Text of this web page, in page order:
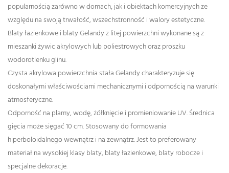
popularnością zarówno w domach, jak i obiektach komercyjnych ze
względu na swoją trwałość, wszechstronność i walory estetyczne.
Blaty łazienkowe i blaty Gelandy z litej powierzchni wykonane są z
mieszanki żywic akrylowych lub poliestrowych oraz proszku
wodorotlenku glinu.
Czysta akrylowa powierzchnia stała Gelandy charakteryzuje się
doskonałymi właściwościami mechanicznymi i odpornością na warunki
atmosferyczne.
Odporność na plamy, wodę, żółknięcie i promieniowanie UV. Średnica
gięcia może sięgać 10 cm. Stosowany do formowania
hiperboloidalnego wewnątrz i na zewnątrz. Jest to preferowany
materiał na wysokiej klasy blaty, blaty łazienkowe, blaty robocze i
specjalne dekoracje.